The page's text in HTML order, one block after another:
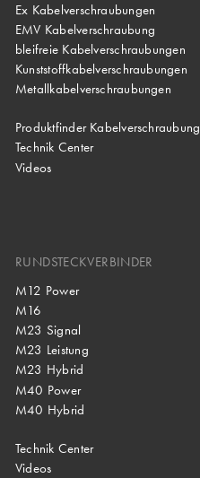
Ex Kabelverschraubungen
EMV Kabelverschraubung
bleifreie Kabelverschraubungen
Kunststoffkabelverschraubungen
Metallkabelverschraubungen
Produktfinder Kabelverschraubung
Technik Center
Videos
RUNDSTECKVERBINDER
M12 Power
M16
M23 Signal
M23 Leistung
M23 Hybrid
M40 Power
M40 Hybrid
Technik Center
Videos